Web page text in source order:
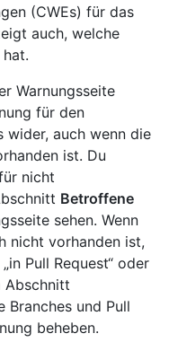
(CWEs) für das
auch, welche
Warnungsseite
für den
wider, auch wenn die
ist. Du
nicht
Betroffene
sehen. Wenn
nicht vorhanden ist,
Pull Request“ oder
Abschnitt
Branches und Pull
beheben.